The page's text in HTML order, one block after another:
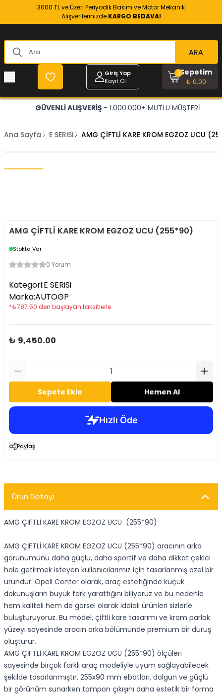
3000 TL ve Üzeri Periyodik Bakım ve Motor Mekanik
Alışverilerinizde KARGO BEDAVA!
ARA
Giriş Yap
Kayıt Ol
Sepetim
₺ 0,00
0
GÜVENLİ ALIŞVERİŞ - 1.000.000+ MUTLU MÜŞTERİ
Ana Sayfa E SERiSi AMG ÇİFTLİ KARE KROM EGZOZ UCU
AMG ÇİFTLİ KARE KROM EGZOZ UCU (255*90)
Stokta Var
0 Yorum
Kategori:E SERiSi
Marka:AUTOGP
*₺787.50 den başlayan taksitlerle
₺ 9,450.00
Sepete Ekle Hemen Al
Paylaş
Ürün Detayı
AMG ÇİFTLİ KARE KROM EGZOZ UCU (255*90)
AMG ÇİFTLİ KARE KROM EGZOZ UCU (255*90) aracının arka
görünümünü daha güçlü, daha sportif ve daha dikkat çekici
hale getirmek isteyen kullanıcılarımız için tasarlanmış özel bir
üründür. Opell Center olarak, araç estetiğinde küçük
dokunuşların büyük fark yarattığını biliyoruz ve bu nedenle
hem kaliteli hem de görsel olarak iddialı ürünleri sizlerle
buluşturuyoruz. Bu model, çiftli kare tasarımı ve krom parlak
yüzeyi sayesinde aracın arka bölümünde premium bir duruş
oluşturur.
AMG ÇİFTLİ KARE KROM EGZOZ UCU (255*90) ölçüleri
sayesinde birçok farklı araç modeliyle uyum sağlayabilecek
şekilde tasarlanmıştır. 255x90 mm ebatları, dolgun ve güçlü
bir görünüm sunarken tampon çıkışını daha estetik bir forma